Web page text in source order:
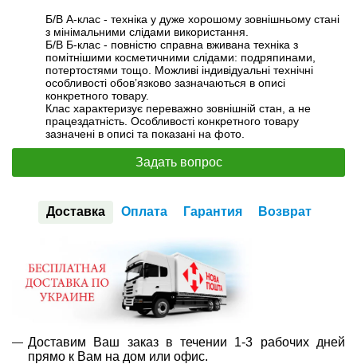
Б/В А-клас - техніка у дуже хорошому зовнішньому стані
з мінімальними слідами використання.
Б/В Б-клас - повністю справна вживана техніка з
помітнішими косметичними слідами: подряпинами,
потертостями тощо. Можливі індивідуальні технічні
особливості обов’язково зазначаються в описі
конкретного товару.
Клас характеризує переважно зовнішній стан, а не
працездатність. Особливості конкретного товару
зазначені в описі та показані на фото.
Задать вопрос
Доставка Оплата Гарантия Возврат
Доставим Ваш заказ в течении 1-3 рабочих дней
прямо к Вам на дом или офис.